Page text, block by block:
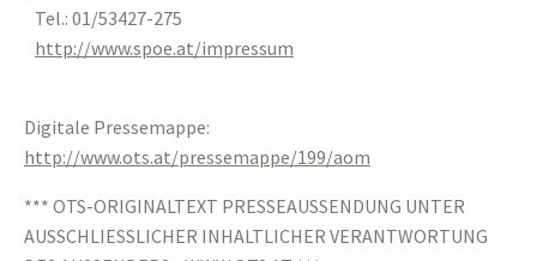
Tel.: 01/53427-275
http://www.spoe.at/impressum
Digitale Pressemappe:
http://www.ots.at/pressemappe/199/aom
*** OTS-ORIGINALTEXT PRESSEAUSSENDUNG UNTER
AUSSCHLIESSLICHER INHALTLICHER VERANTWORTUNG